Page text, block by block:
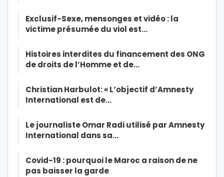
Exclusif-Sexe, mensonges et vidéo : la
victime présumée du viol est…
Histoires interdites du financement des ONG
de droits de l’Homme et de…
Christian Harbulot: « L’objectif d’Amnesty
International est de…
Le journaliste Omar Radi utilisé par Amnesty
International dans sa…
Covid-19 : pourquoi le Maroc a raison de ne
pas baisser la garde